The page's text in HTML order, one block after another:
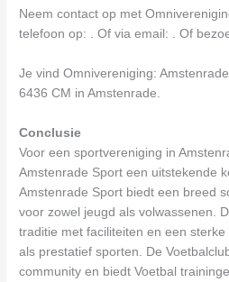
Neem contact op met
telefoon op: . Of via email:
. Of
Je vind Omnivereniging:
6436 CM in Amstenrade.
Conclusie
Voor een sportvereniging in
Amstenrade Sport een uitstekende
Amstenrade Sport biedt een breed
voor zowel jeugd als volwassenen.
traditie met faciliteiten en een
als prestatief sporten. De
community en biedt Voetbal